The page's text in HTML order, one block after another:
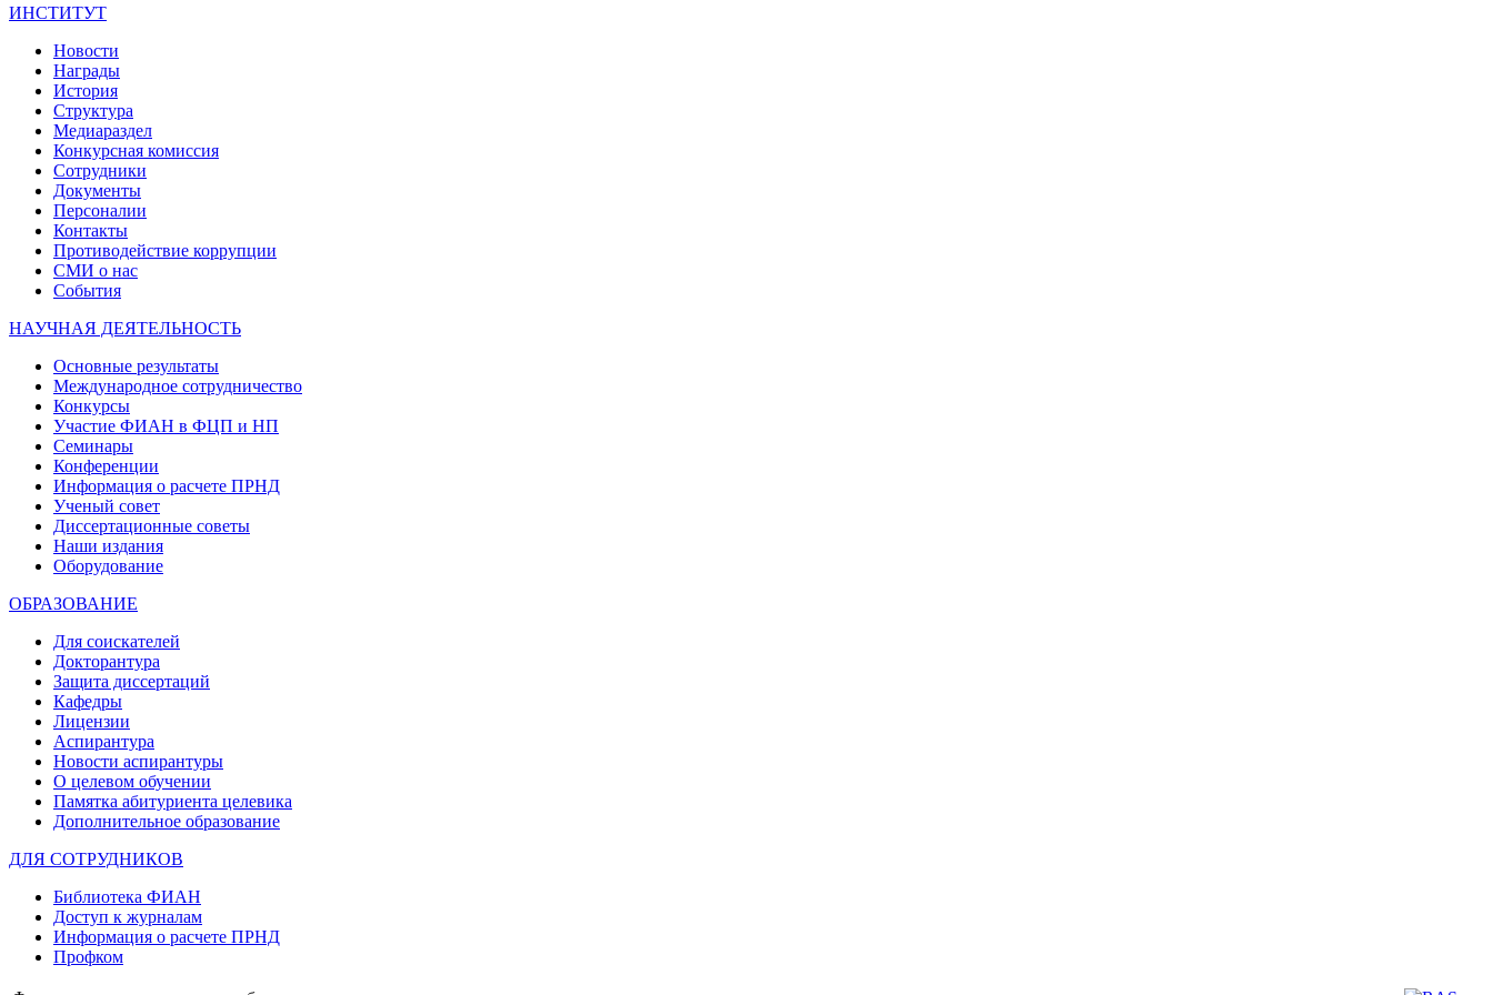
ИНСТИТУТ
Новости
Награды
История
Структура
Медиараздел
Конкурсная комиссия
Сотрудники
Документы
Персоналии
Контакты
Противодействие коррупции
СМИ о нас
События
НАУЧНАЯ ДЕЯТЕЛЬНОСТЬ
Основные результаты
Международное сотрудничество
Конкурсы
Участие ФИАН в ФЦП и НП
Семинары
Конференции
Информация о расчете ПРНД
Ученый совет
Диссертационные советы
Наши издания
Оборудование
ОБРАЗОВАНИЕ
Для соискателей
Докторантура
Защита диссертаций
Кафедры
Лицензии
Аспирантура
Новости аспирантуры
О целевом обучении
Памятка абитуриента целевика
Дополнительное образование
ДЛЯ СОТРУДНИКОВ
Библиотека ФИАН
Доступ к журналам
Информация о расчете ПРНД
Профком